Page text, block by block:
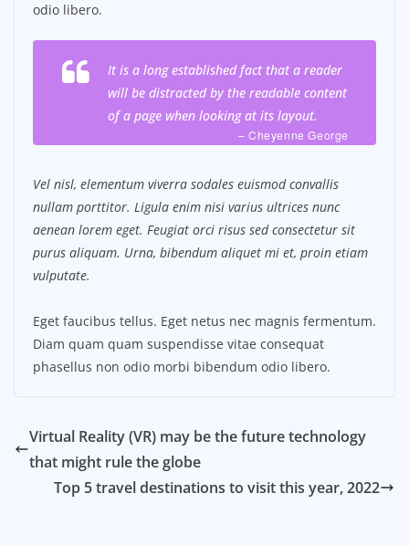
odio libero.
It is a long established fact that a reader
will be distracted by the readable content
of a page when looking at its layout.
– Cheyenne George
Vel nisl, elementum viverra sodales euismod convallis
nullam porttitor. Ligula enim nisi varius ultrices nunc
aenean lorem eget. Feugiat orci risus sed consectetur sit
purus aliquam. Urna, bibendum aliquet mi et, proin etiam
vulputate.
Eget faucibus tellus. Eget netus nec magnis fermentum.
Diam quam quam suspendisse vitae consequat
phasellus non odio morbi bibendum odio libero.
Virtual Reality (VR) may be the future technology
that might rule the globe
Top 5 travel destinations to visit this year, 2022